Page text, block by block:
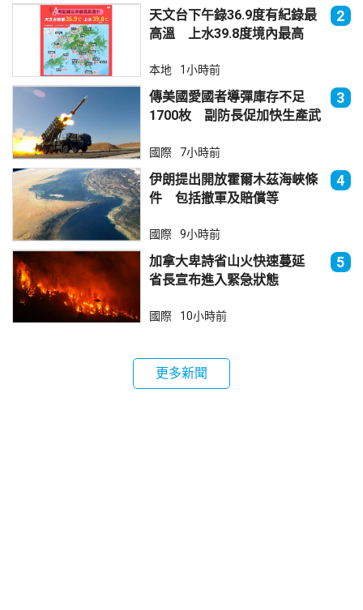
天文台下午錄36.9度有紀錄最
高溫 上水39.8度境內最高
2
本地 1小時前
傳美國愛國者導彈庫存不足
1700枚 副防長促加快生產武
3
國際 7小時前
伊朗提出開放霍爾木茲海峽條
件 包括撤軍及賠償等
4
國際 9小時前
加拿大卑詩省山火快速蔓延
省長宣布進入緊急狀態
5
國際 10小時前
更多新聞